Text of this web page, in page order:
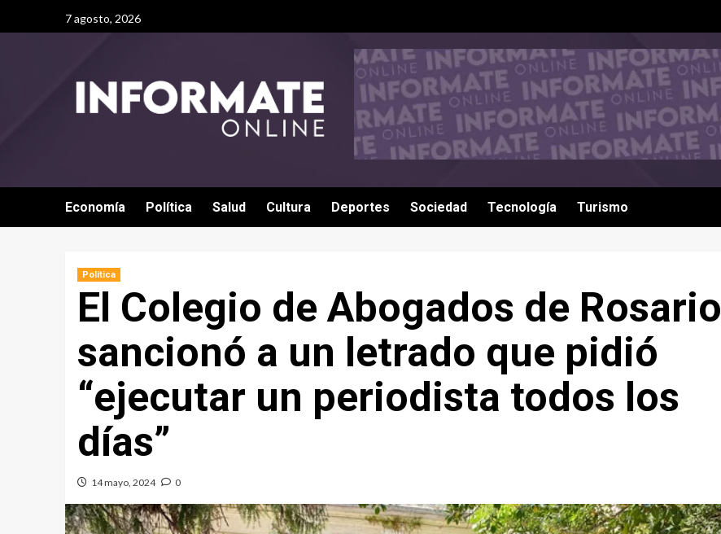
7 agosto, 2026
Economía Política Salud Cultura Deportes Sociedad Tecnología Turismo
Política
El Colegio de Abogados de Rosario
sancionó a un letrado que pidió
“ejecutar un periodista todos los
días”
14 mayo, 2024 0